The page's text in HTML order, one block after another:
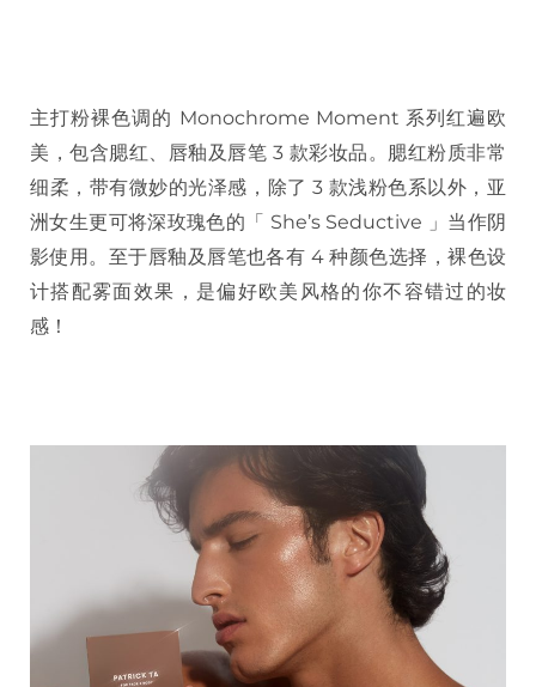
主打粉裸色调的 Monochrome Moment 系列红遍欧
美，包含腮红、唇釉及唇笔 3 款彩妆品。腮红粉质非常
细柔，带有微妙的光泽感，除了 3 款浅粉色系以外，亚
洲女生更可将深玫瑰色的「 She’s Seductive 」当作阴
影使用。至于唇釉及唇笔也各有 4 种颜色选择，裸色设
计搭配雾面效果，是偏好欧美风格的你不容错过的妆
感！